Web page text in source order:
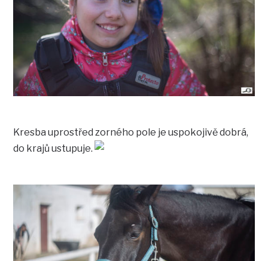
Kresba uprostřed zorného pole je uspokojivě dobrá,
do krajů ustupuje.